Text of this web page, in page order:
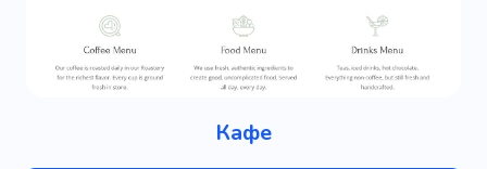
Кафе